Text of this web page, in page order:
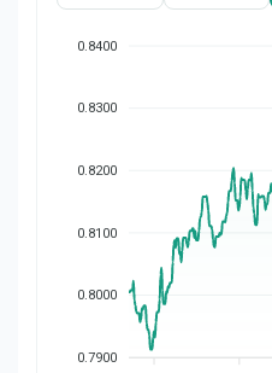
0.8400
0.8300
0.8200
0.8100
0.8000
0.7900